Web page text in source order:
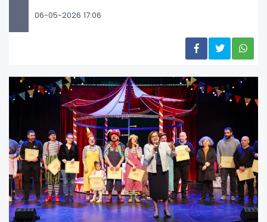
06-05-2026 17:06